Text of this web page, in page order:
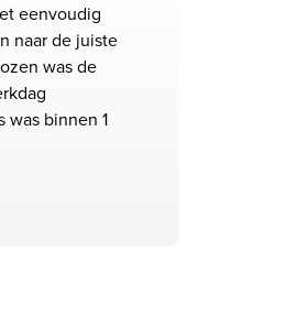
eenvoudig
naar de juiste
was de
was binnen 1